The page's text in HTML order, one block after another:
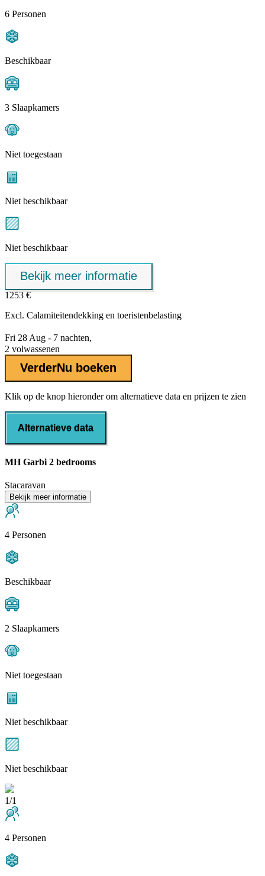
6 Personen
Beschikbaar
3 Slaapkamers
Niet toegestaan
Niet beschikbaar
Niet beschikbaar
Bekijk meer informatie
1253 €
Excl. Calamiteitendekking en toeristenbelasting
Fri 28 Aug - 7 nachten,
2 volwassenen
VerderNu boeken
Klik op de knop hieronder om alternatieve data en prijzen te zien
Alternatieve data
MH Garbi 2 bedrooms
Stacaravan
Bekijk meer informatie
4 Personen
Beschikbaar
2 Slaapkamers
Niet toegestaan
Niet beschikbaar
Niet beschikbaar
1/1
4 Personen